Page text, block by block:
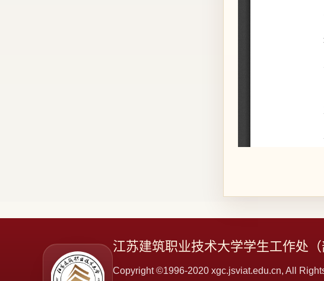
江苏建筑职业技术大学学生工作处
Copyright ©1996-2020 xgc.jsviat.edu.cn, All